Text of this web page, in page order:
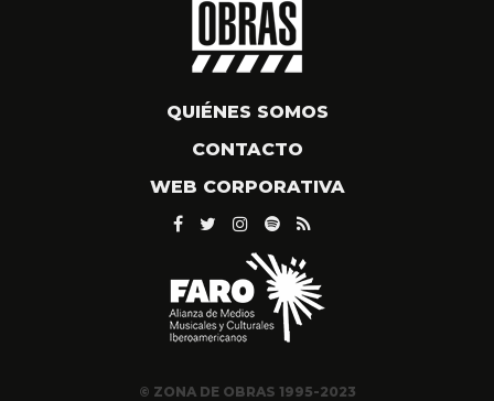
QUIÉNES SOMOS
CONTACTO
WEB CORPORATIVA
© ZONA DE OBRAS 1995-2023